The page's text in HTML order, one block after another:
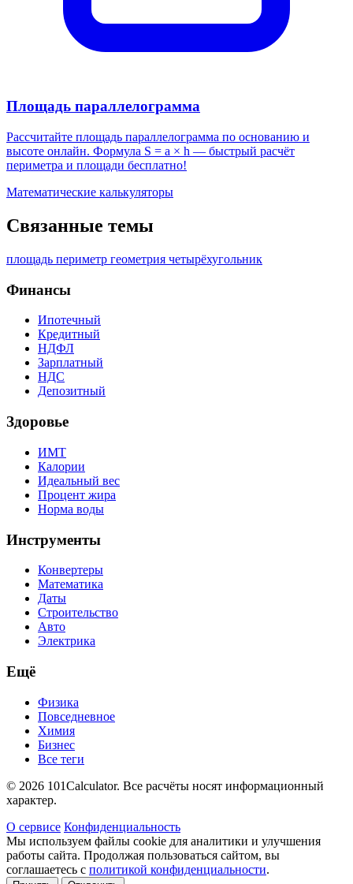
Площадь параллелограмма
Рассчитайте площадь параллелограмма по основанию и
высоте онлайн. Формула S = a × h — быстрый расчёт
периметра и площади бесплатно!
Математические калькуляторы
Связанные темы
площадь периметр геометрия четырёхугольник
Финансы
Ипотечный
Кредитный
НДФЛ
Зарплатный
НДС
Депозитный
Здоровье
ИМТ
Калории
Идеальный вес
Процент жира
Норма воды
Инструменты
Конвертеры
Математика
Даты
Строительство
Авто
Электрика
Ещё
Физика
Повседневное
Химия
Бизнес
Все теги
© 2026 101Calculator. Все расчёты носят информационный
характер.
О сервисе Конфиденциальность
Мы используем файлы cookie для аналитики и улучшения
работы сайта. Продолжая пользоваться сайтом, вы
соглашаетесь с политикой конфиденциальности.